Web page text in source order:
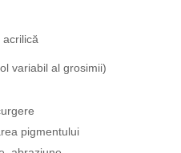
variabil al grosimii)
pigmentului